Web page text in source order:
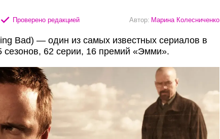
Проверено редакцией Автор: Марина Колесниченко
Bad) — один из самых известных сериалов в
сезонов, 62 серии, 16 премий «Эмми».